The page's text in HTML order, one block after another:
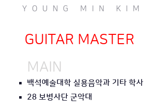
YOUNG MIN KIM
GUITAR MASTER
MAIN
백석예술대학 실용음악과 기타 학사
28 보병사단 군악대